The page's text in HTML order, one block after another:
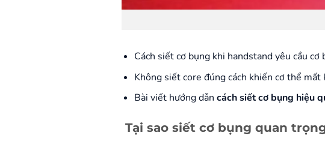
Cách siết cơ bụng khi handstand yêu cầu
Không siết core đúng cách khiến cơ thể mất
Bài viết hướng dẫn cách siết cơ bụng hiệu
Tại sao siết cơ bụng quan